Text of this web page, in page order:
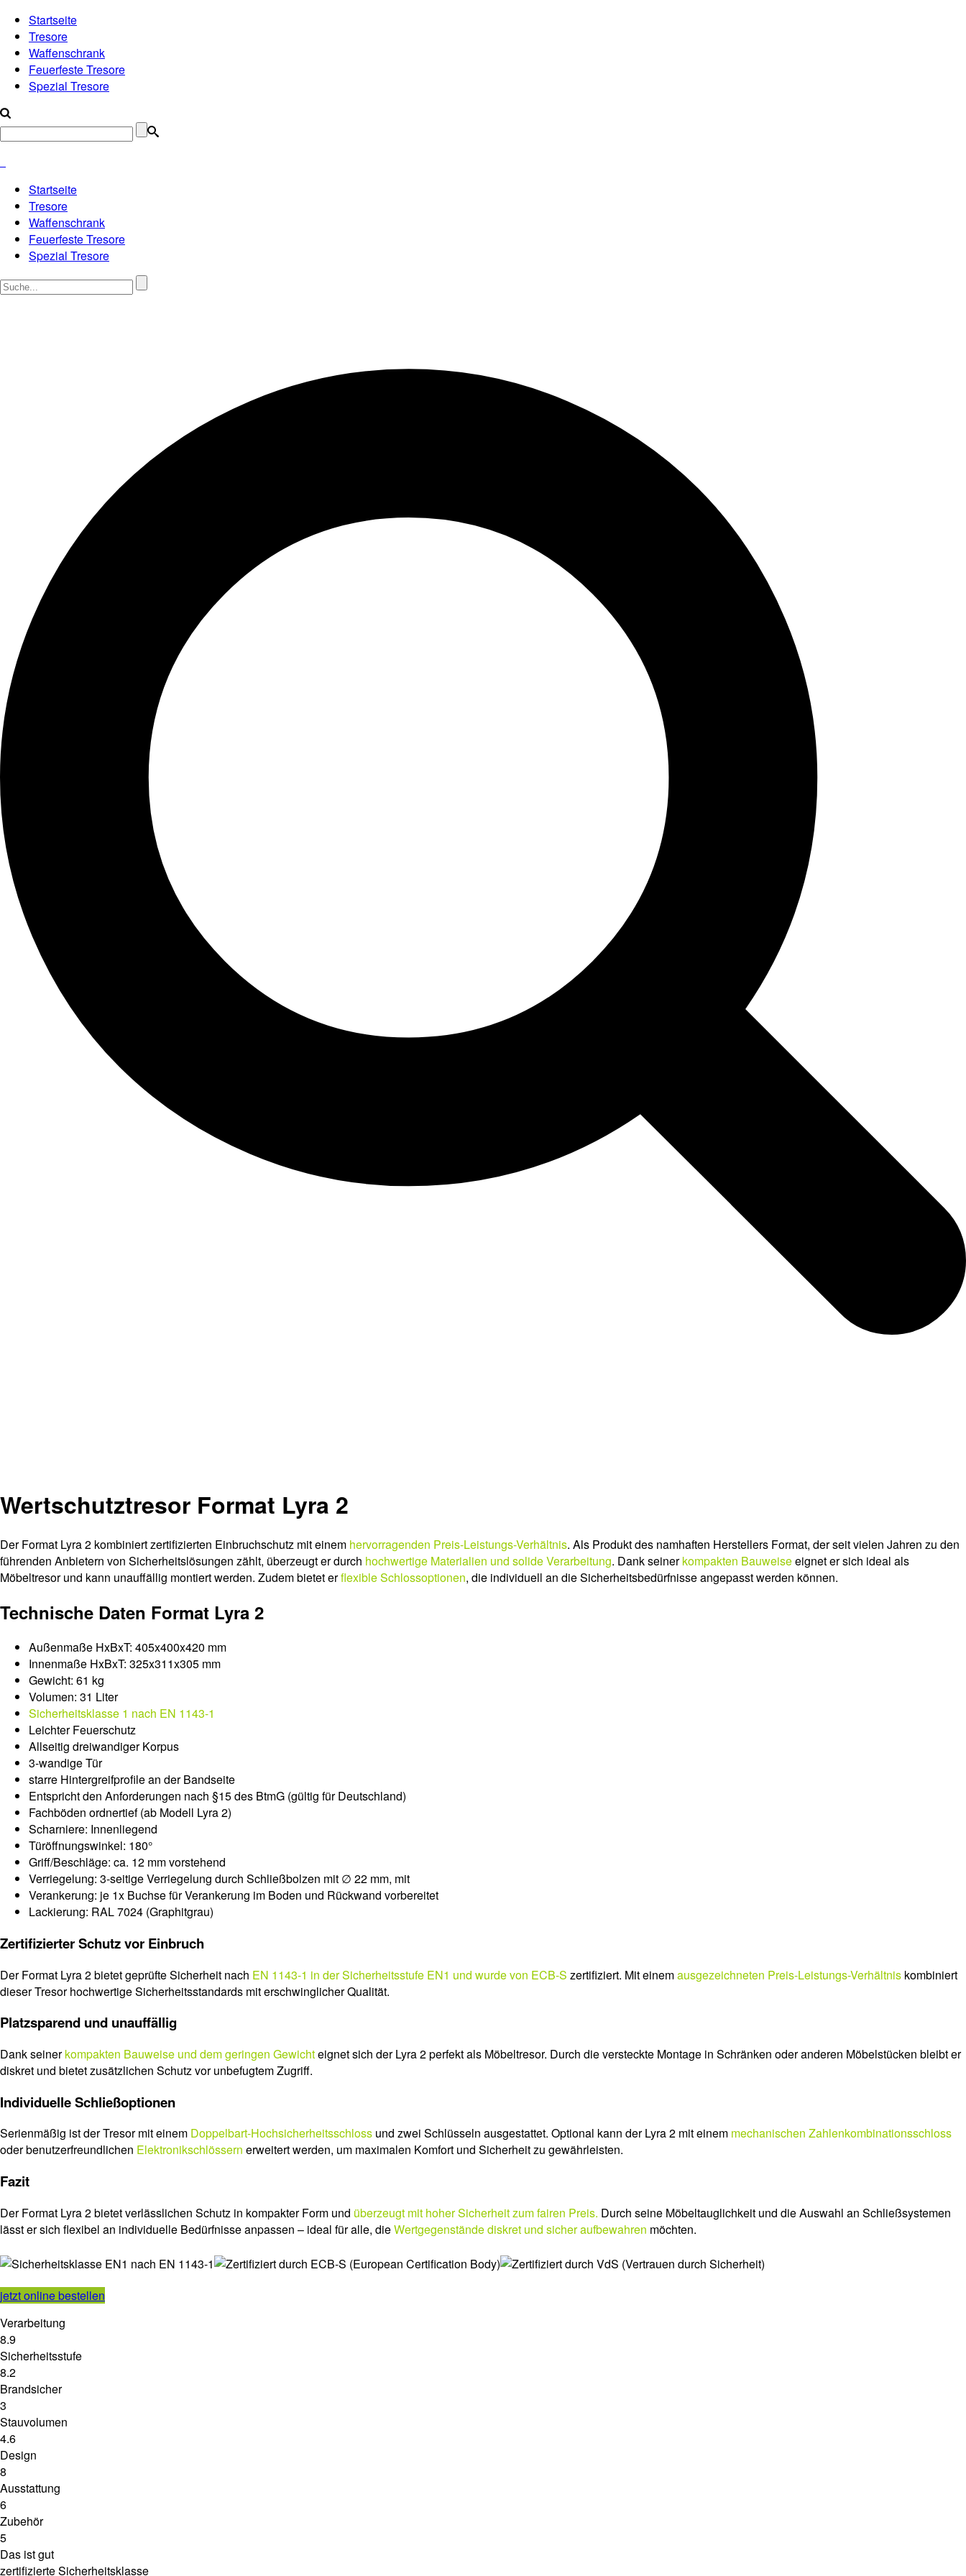
Startseite
Tresore
Waffenschrank
Feuerfeste Tresore
Spezial Tresore
Startseite
Tresore
Waffenschrank
Feuerfeste Tresore
Spezial Tresore
Wertschutztresor Format Lyra 2
Der Format Lyra 2 kombiniert zertifizierten Einbruchschutz mit einem hervorragenden Preis-Leistungs-Verhältnis. Als Produkt des namhaften Herstellers Format, der seit vielen Jahren zu den
führenden Anbietern von Sicherheitslösungen zählt, überzeugt er durch hochwertige Materialien und solide Verarbeitung. Dank seinerkompakten Bauweiseeignet er sich ideal als
Möbeltresor und kann unauffällig montiert werden. Zudem bietet erflexible Schlossoptionen, die individuell an die Sicherheitsbedürfnisse angepasst werden können.
Technische Daten Format Lyra 2
Außenmaße HxBxT: 405x400x420 mm
Innenmaße HxBxT: 325x311x305 mm
Gewicht: 61 kg
Volumen: 31 Liter
Sicherheitsklasse 1 nach EN 1143-1
Leichter Feuerschutz
Allseitig dreiwandiger Korpus
3-wandige Tür
starre Hintergreifprofile an der Bandseite
Entspricht den Anforderungen nach §15 des BtmG (gültig für Deutschland)
Fachböden ordnertief (ab Modell Lyra 2)
Scharniere: Innenliegend
Türöffnungswinkel: 180°
Griff/Beschläge: ca. 12 mm vorstehend
Verriegelung: 3-seitige Verriegelung durch Schließbolzen mit ∅ 22 mm, mit
Verankerung: je 1x Buchse für Verankerung im Boden und Rückwand vorbereitet
Lackierung: RAL 7024 (Graphitgrau)
Zertifizierter Schutz vor Einbruch
Der Format Lyra 2 bietet geprüfte Sicherheit nach EN 1143-1 in der Sicherheitsstufe EN1 und wurde von ECB-S zertifiziert. Mit einemausgezeichneten Preis-Leistungs-Verhältnis kombiniert
dieser Tresor hochwertige Sicherheitsstandards mit erschwinglicher Qualität.
Platzsparend und unauffällig
Dank seinerkompakten Bauweise und dem geringen Gewichteignet sich der Lyra 2 perfekt als Möbeltresor. Durch die versteckte Montage in Schränken oder anderen Möbelstücken bleibt er
diskret und bietet zusätzlichen Schutz vor unbefugtem Zugriff.
Individuelle Schließoptionen
Serienmäßig ist der Tresor mit einem Doppelbart-Hochsicherheitsschloss und zwei Schlüsseln ausgestattet. Optional kann der Lyra 2 mit einem mechanischen Zahlenkombinationsschloss
oder benutzerfreundlichen Elektronikschlössern erweitert werden, um maximalen Komfort und Sicherheit zu gewährleisten.
Fazit
Der Format Lyra 2 bietet verlässlichen Schutz in kompakter Form und überzeugt mit hoher Sicherheit zum fairen Preis. Durch seine Möbeltauglichkeit und die Auswahl an Schließsystemen
lässt er sich flexibel an individuelle Bedürfnisse anpassen – ideal für alle, dieWertgegenstände diskret und sicher aufbewahren möchten.
jetzt online bestellen
Verarbeitung
8.9
Sicherheitsstufe
8.2
Brandsicher
3
Stauvolumen
4.6
Design
8
Ausstattung
6
Zubehör
5
Das ist gut
zertifizierte Sicherheitsklasse